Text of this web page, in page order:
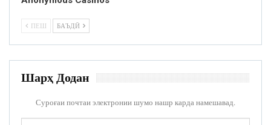
ПЕШ БАЪДӢ
Шарҳ Додан
Суроғаи почтаи электронии шумо нашр карда намешавад.